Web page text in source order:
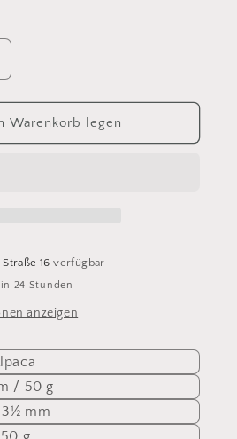
Warenkorb legen
16 verfügbar
24 Stunden
anzeigen
/ 50 g
mm